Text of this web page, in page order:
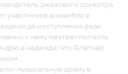
джазового оркестра
участников ансамбля в
их до исступления ради
к нему мечтает попасть
в надежде, что Флетчер
музыкальную драму в